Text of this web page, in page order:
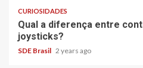
CURIOSIDADES
Qual a diferença entre
joysticks?
SDE Brasil 2 years ago